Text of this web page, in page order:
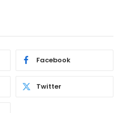
Facebook
Twitter